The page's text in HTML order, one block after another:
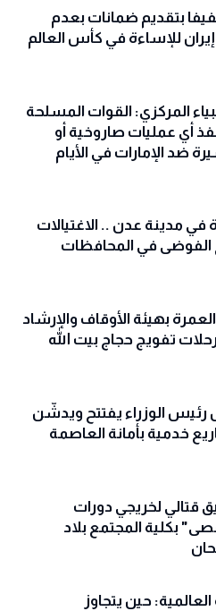
بتقديم ضمانات بعدم
للإساءة في كأس العالم
المركزي: القوات المسلحة
تنفذ أي عمليات صاروخية أو
ضد الإمارات في الأيام
في مدينة عدن .. الاغتيالات
الفوضى في المحافظات
بهيئة الأوقاف والإرشاد
تفويج حجاج بيت الله
رئيس الوزراء يفتتح ويدشّن
خدمية بأمانة العاصمة
قتالي لخريجي دورات
بكلية المجتمع بلاد
العالمية: حين يتجاوز